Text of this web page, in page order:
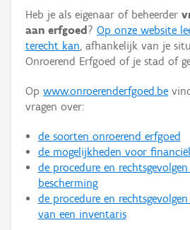
Hergebruik
Aanmelden
Heb je als eigenaar of beheerder
aan erfgoed ? Op onze website
terecht kan, afhankelijk van je
Onroerend Erfgoed of je stad of
Op www.onroerenderfgoed.be
vragen over:
de soorten onroerend erfgoed
de mogelijkheden voor
de procedure en
bescherming
de procedure en
van een inventaris